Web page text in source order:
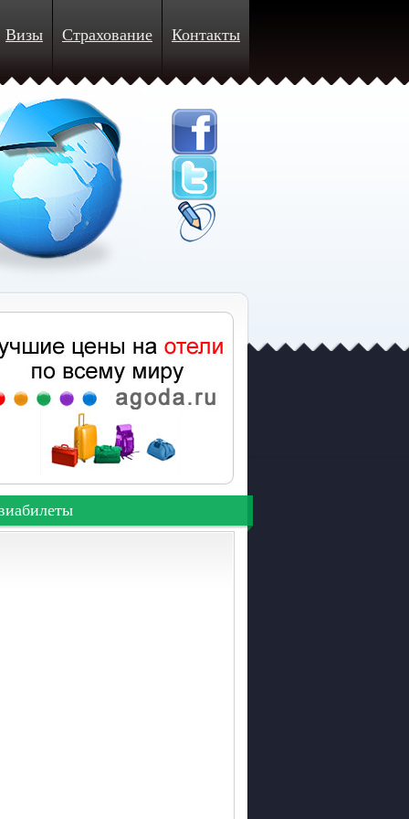
Визы Страхование Контакты